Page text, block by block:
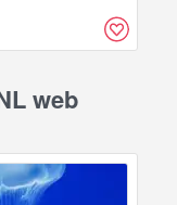
web